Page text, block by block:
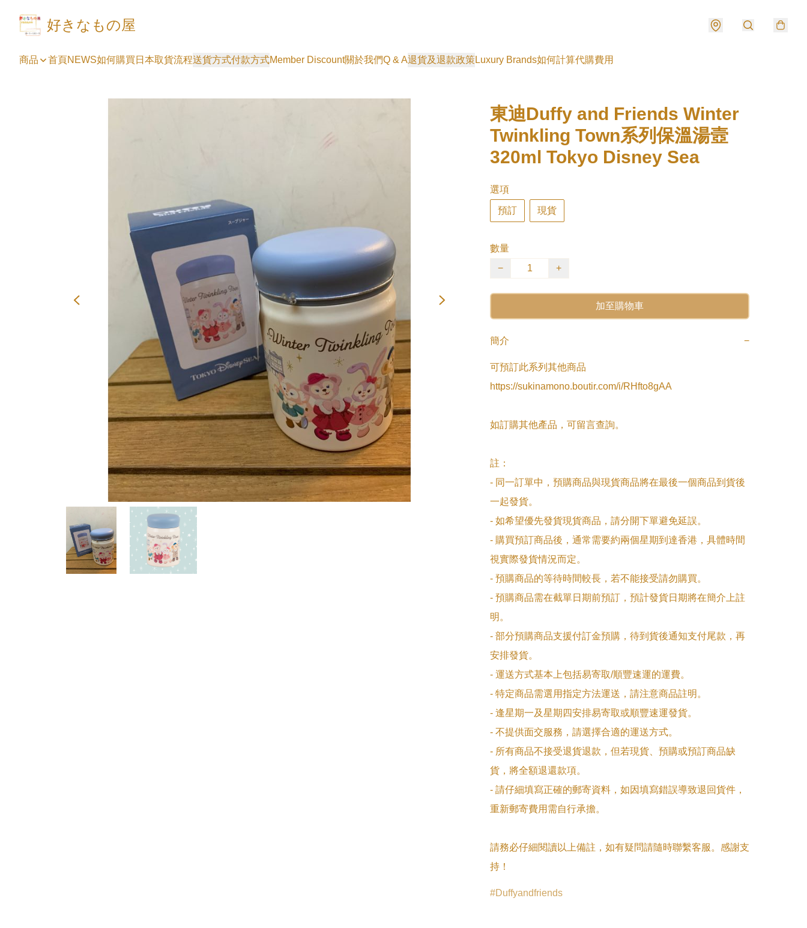
好きなもの屋
商品 首頁NEWS如何購買 日本取貨流程送貨方式付款方式Member Discount關於我們Q & A退貨及退款政策Luxury Brands如何計算代購費用
東迪Duffy and Friends Winter
Twinkling Town系列保溫湯壼
320ml Tokyo Disney Sea
選項
預訂 現貨
數量
−
+
加至購物車
簡介 −
可預訂此系列其他商品
https://sukinamono.boutir.com/i/RHfto8gAA
如訂購其他產品，可留言查詢。
註：
- 同一訂單中，預購商品與現貨商品將在最後一個商品到貨後
一起發貨。
- 如希望優先發貨現貨商品，請分開下單避免延誤。
- 購買預訂商品後，通常需要約兩個星期到達香港，具體時間
視實際發貨情況而定。
- 預購商品的等待時間較長，若不能接受請勿購買。
- 預購商品需在截單日期前預訂，預計發貨日期將在簡介上註
明。
- 部分預購商品支援付訂金預購，待到貨後通知支付尾款，再
安排發貨。
- 運送方式基本上包括易寄取/順豐速運的運費。
- 特定商品需選用指定方法運送，請注意商品註明。
- 逢星期一及星期四安排易寄取或順豐速運發貨。
- 不提供面交服務，請選擇合適的運送方式。
- 所有商品不接受退貨退款，但若現貨、預購或預訂商品缺
貨，將全額退還款項。
- 請仔細填寫正確的郵寄資料，如因填寫錯誤導致退回貨件，
重新郵寄費用需自行承擔。
請務必仔細閱讀以上備註，如有疑問請隨時聯繫客服。感謝支
持！
Duffyandfriends